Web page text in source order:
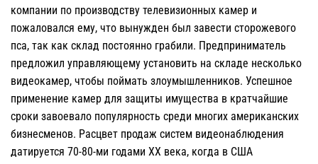
компании по производству телевизионных камер и
пожаловался ему, что вынужден был завести сторожевого
пса, так как склад постоянно грабили. Предприниматель
предложил управляющему установить на складе несколько
видеокамер, чтобы поймать злоумышленников. Успешное
применение камер для защиты имущества в кратчайшие
сроки завоевало популярность среди многих американских
бизнесменов. Расцвет продаж систем видеонаблюдения
датируется 70-80-ми годами XX века, когда в США